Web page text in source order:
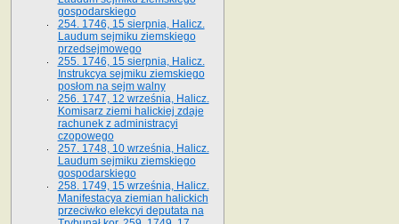
gospodarskiego
254. 1746, 15 sierpnia, Halicz.
Laudum sejmiku ziemskiego
przedsejmowego
255. 1746, 15 sierpnia, Halicz.
Instrukcya sejmiku ziemskiego
posłom na sejm walny
256. 1747, 12 września, Halicz.
Komisarz ziemi halickiej zdaje
rachunek z administracyi
czopowego
257. 1748, 10 września, Halicz.
Laudum sejmiku ziemskiego
gospodarskiego
258. 1749, 15 września, Halicz.
Manifestacya ziemian halickich
przeciwko elekcyi deputata na